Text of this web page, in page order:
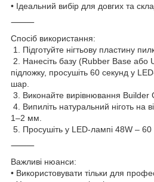
• Ідеальний вибір для довгих та
⸻
Спосіб використання:
1. Підготуйте нігтьову пластину
2. Нанесіть базу (Rubber Base або
підложку, просушіть 60 секунд у
шар.
3. Виконайте вирівнювання Builder
4. Випиліть натуральний ніготь на
1–2 мм.
5. Просушіть у LED-лампі 48W – 60
⸻
Важливі нюанси:
• Використовувати тільки для